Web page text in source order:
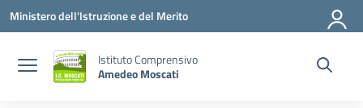
Vai ai contenuti
Vai al menu di navigazione
Vai al footer
Ministero dell'Istruzione e del Merito
Istituto Comprensivo
Amedeo Moscati